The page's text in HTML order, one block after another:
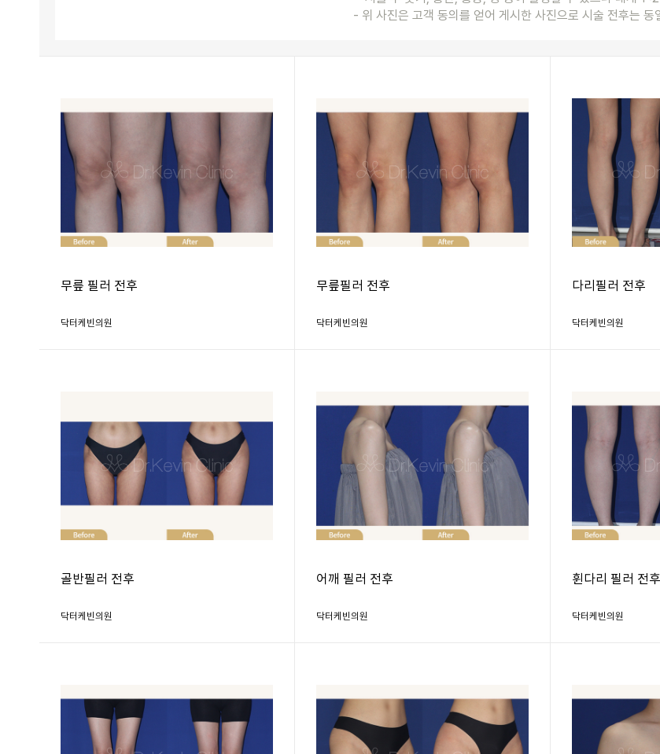
- 위 사진은 고객 동의를 얻어 게시한 사진으로 시술 전후는 동
무릎 필러 전후
닥터케빈의원
무릎필러 전후
닥터케빈의원
다리필러 전후
닥터케빈의원
골반필러 전후
닥터케빈의원
어깨 필러 전후
닥터케빈의원
휜다리 필러 전후
닥터케빈의원